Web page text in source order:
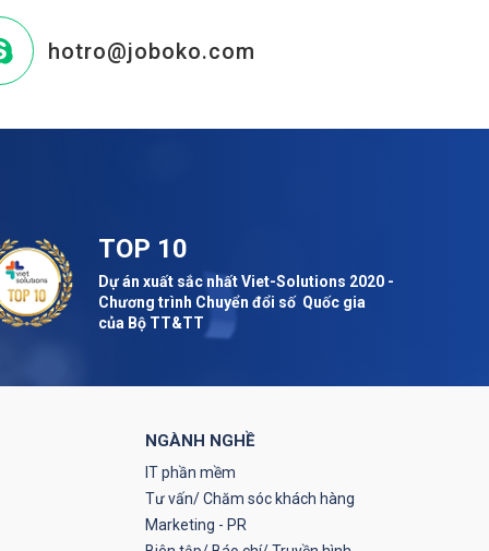
hotro@joboko.com
TOP 10
Dự án xuất sắc nhất Viet-Solutions 2020 -
Chương trình Chuyển đổi số Quốc gia
của Bộ TT&TT
NGÀNH NGHỀ
IT phần mềm
Tư vấn/ Chăm sóc khách hàng
Marketing - PR